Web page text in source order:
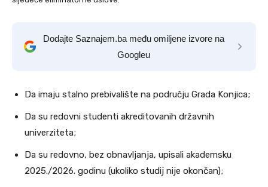
Dodajte Saznajem.ba među omiljene izvore na
Googleu
Da imaju stalno prebivalište na području Grada Konjica;
Da su redovni studenti akreditovanih državnih
univerziteta;
Da su redovno, bez obnavljanja, upisali akademsku
2025./2026. godinu (ukoliko studij nije okončan);